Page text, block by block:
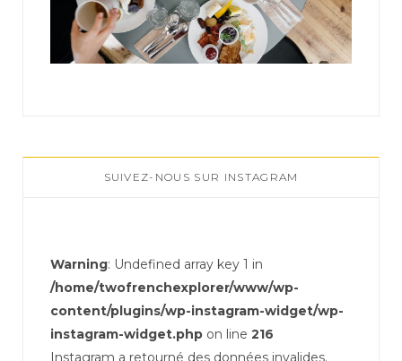
SUIVEZ-NOUS SUR INSTAGRAM
Warning: Undefined array key 1 in
/home/twofrenchexplorer/www/wp-
content/plugins/wp-instagram-widget/wp-
instagram-widget.php on line 216
Instagram a retourné des données invalides.